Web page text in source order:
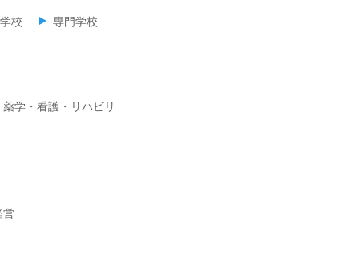
校
専門学校
学・看護・リハビリ
営